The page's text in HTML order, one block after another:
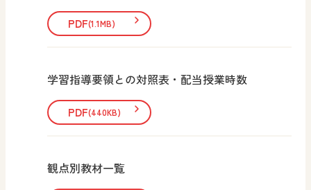
PDF(1.1MB)
学習指導要領との対照表・配当授業時数
PDF(440KB)
観点別教材一覧